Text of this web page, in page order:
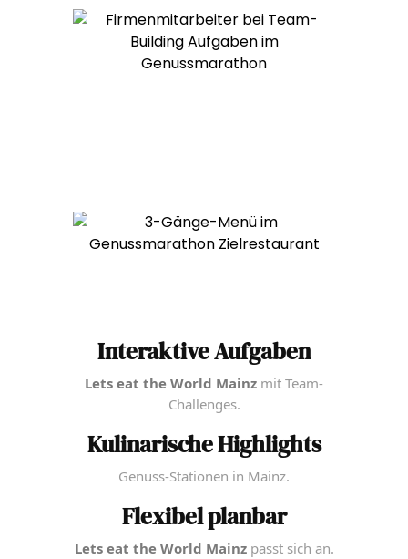
Interaktive Aufgaben
Lets eat the World Mainz mit Team-
Challenges.
Kulinarische Highlights
Genuss-Stationen in Mainz.
Flexibel planbar
Lets eat the World Mainzpasst sich an.